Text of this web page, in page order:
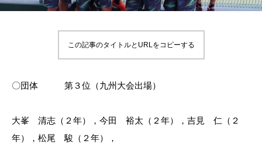
この記事のタイトルとURLをコピーする
〇団体 第３位（九州大会出場）
大峯 清志（２年），今田 裕太（２年），吉見 仁（２
年），松尾 駿（２年），